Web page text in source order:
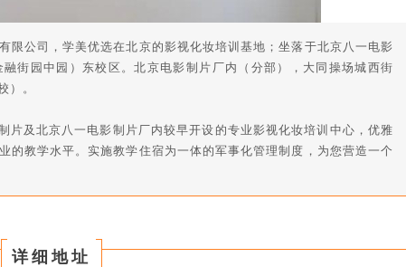
限公司，学美优选在北京的影视化妆培训基地；坐落于北京八一电影
街园中园）东校区。北京电影制片厂内（分部），大同操场城西街
）。
片及北京八一电影制片厂内较早开设的专业影视化妆培训中心，优雅
的教学水平。实施教学住宿为一体的军事化管理制度，为您营造一个
详细地址